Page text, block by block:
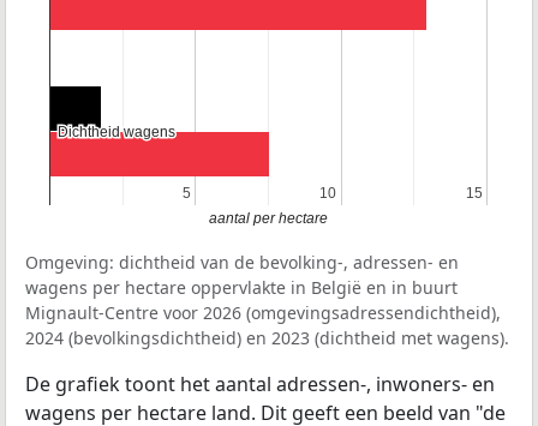
5
5 10
10 15
15
Dichtheid wagens
Dichtheid wagens
aantal per hectare
Omgeving: dichtheid van de bevolking-, adressen- en
wagens per hectare oppervlakte in België en in buurt
Mignault-Centre voor 2026 (omgevingsadressendichtheid),
2024 (bevolkingsdichtheid) en 2023 (dichtheid met wagens).
De grafiek toont het aantal adressen-, inwoners- en
wagens per hectare land. Dit geeft een beeld van "de